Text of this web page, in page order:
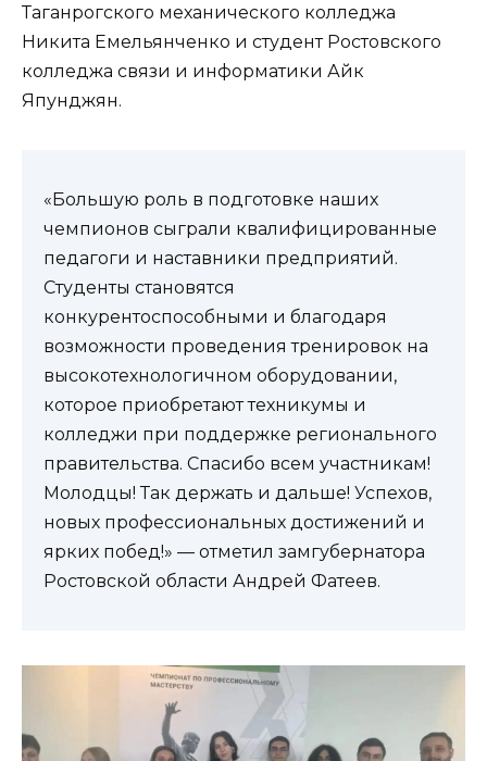
Таганрогского механического колледжа
Никита Емельянченко и студент Ростовского
колледжа связи и информатики Айк
Япунджян.
«Большую роль в подготовке наших
чемпионов сыграли квалифицированные
педагоги и наставники предприятий.
Студенты становятся
конкурентоспособными и благодаря
возможности проведения тренировок на
высокотехнологичном оборудовании,
которое приобретают техникумы и
колледжи при поддержке регионального
правительства. Спасибо всем участникам!
Молодцы! Так держать и дальше! Успехов,
новых профессиональных достижений и
ярких побед!» — отметил замгубернатора
Ростовской области Андрей Фатеев.